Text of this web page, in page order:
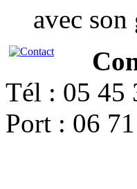
avec
Tél : 05 45
Port : 06